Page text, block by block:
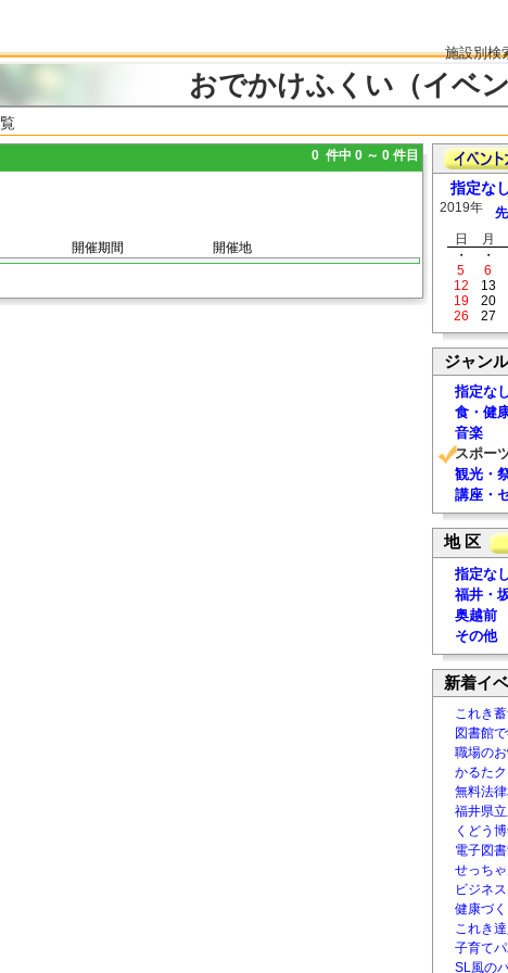
施設別検
おでかけふくい（イベン
0 件中 0 ～ 0 件目
開催期間 開催地
指定な
2019年
日
月
・
・
5
6
12
13
19
20
26
27
ジャンル
指定な
食・健
音楽
スポー
観光・
講座・
地 区
指定な
福井・
奥越前
その他
新着イ
これき
図書館
職場の
かるた
無料法
福井県
くどう
電子図
せっち
ビジネ
健康づ
これき
子育て
SL風の